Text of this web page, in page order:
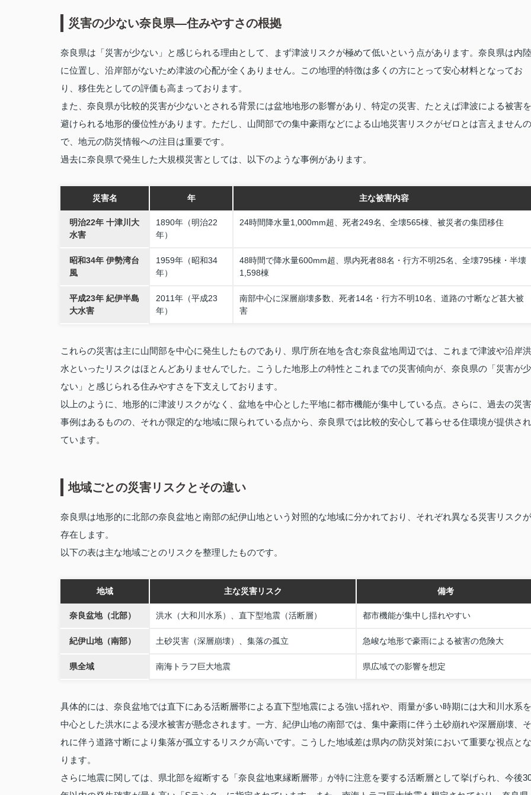
災害の少ない奈良県—住みやすさの根拠
奈良県は「災害が少ない」と感じられる理由として、まず津波リスクが極めて低いという点があります。奈良県は内陸
に位置し、沿岸部がないため津波の心配が全くありません。この地理的特徴は多くの方にとって安心材料となってお
り、移住先としての評価も高まっております。
また、奈良県が比較的災害が少ないとされる背景には盆地地形の影響があり、特定の災害、たとえば津波による被害を
避けられる地形的優位性があります。ただし、山間部での集中豪雨などによる山地災害リスクがゼロとは言えませんの
で、地元の防災情報への注目は重要です。
過去に奈良県で発生した大規模災害としては、以下のような事例があります。
災害名 年 主な被害内容
明治22年 十津川大
水害
1890年（明治22
年）
24時間降水量1,000mm超、死者249名、全壊565棟、被災者の集団移住
昭和34年 伊勢湾台
風
1959年（昭和34
年）
48時間で降水量600mm超、県内死者88名・行方不明25名、全壊795棟・半壊
1,598棟
平成23年 紀伊半島
大水害
2011年（平成23
年）
南部中心に深層崩壊多数、死者14名・行方不明10名、道路の寸断など甚大被
害
これらの災害は主に山間部を中心に発生したものであり、県庁所在地を含む奈良盆地周辺では、これまで津波や沿岸洪
水といったリスクはほとんどありませんでした。こうした地形上の特性とこれまでの災害傾向が、奈良県の「災害が少
ない」と感じられる住みやすさを下支えしております。
以上のように、地形的に津波リスクがなく、盆地を中心とした平地に都市機能が集中している点。さらに、過去の災害
事例はあるものの、それが限定的な地域に限られている点から、奈良県では比較的安心して暮らせる住環境が提供され
ています。
地域ごとの災害リスクとその違い
奈良県は地形的に北部の奈良盆地と南部の紀伊山地という対照的な地域に分かれており、それぞれ異なる災害リスクが
存在します。
以下の表は主な地域ごとのリスクを整理したものです。
地域 主な災害リスク 備考
奈良盆地（北部） 洪水（大和川水系）、直下型地震（活断層） 都市機能が集中し揺れやすい
紀伊山地（南部） 土砂災害（深層崩壊）、集落の孤立 急峻な地形で豪雨による被害の危険大
県全域 南海トラフ巨大地震 県広域での影響を想定
具体的には、奈良盆地では直下にある活断層帯による直下型地震による強い揺れや、雨量が多い時期には大和川水系を
中心とした洪水による浸水被害が懸念されます。一方、紀伊山地の南部では、集中豪雨に伴う土砂崩れや深層崩壊、そ
れに伴う道路寸断により集落が孤立するリスクが高いです。こうした地域差は県内の防災対策において重要な視点とな
ります。
さらに地震に関しては、県北部を縦断する「奈良盆地東縁断層帯」が特に注意を要する活断層として挙げられ、今後